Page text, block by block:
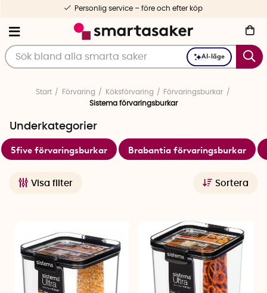
AI-läge
Personlig service – före och efter köp
Start Förvaring Köksförvaring
Förvaringsburkar
Sistema förvaringsburkar
Visa filter Sortera
Underkategorier
5five förvaringsburkar Brabantia förvaringsburkar